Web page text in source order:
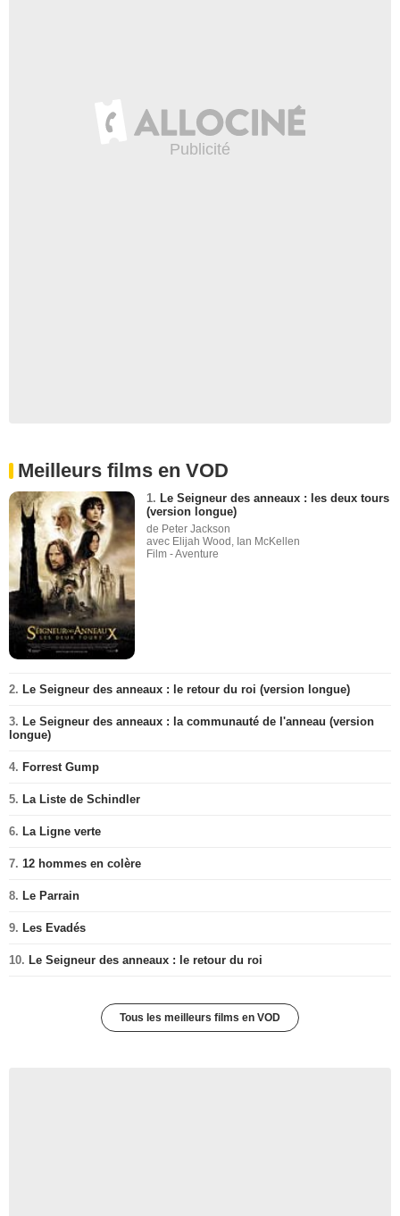
Meilleurs films en VOD
1. Le Seigneur des anneaux : les deux tours
(version longue)
de Peter Jackson
avec Elijah Wood, Ian McKellen
Film - Aventure
2. Le Seigneur des anneaux : le retour du roi (version longue)
3. Le Seigneur des anneaux : la communauté de l'anneau (version
longue)
4. Forrest Gump
5. La Liste de Schindler
6. La Ligne verte
7. 12 hommes en colère
8. Le Parrain
9. Les Evadés
10. Le Seigneur des anneaux : le retour du roi
Tous les meilleurs films en VOD